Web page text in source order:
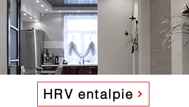
HRV entalpie